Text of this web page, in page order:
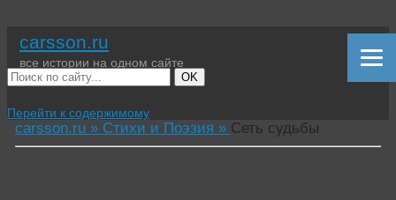
carsson.ru
все истории на одном сайте
OK
Перейти к содержимому
carsson.ru » Стихи и Поэзия » Сеть судьбы